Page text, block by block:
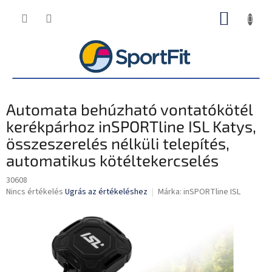
KOSÁR
Automata behúzható vontatókötél
kerékpárhoz inSPORTline ISL Katys,
összeszerelés nélküli telepítés,
automatikus kötéltekercselés
30608
A
Nincs értékelés Ugrás az értékeléshez Márka: inSPORTline ISL